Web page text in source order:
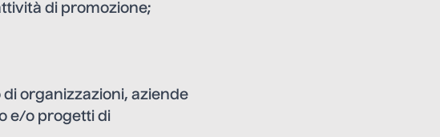
di promozione;
organizzazioni, aziende
e/o progetti di